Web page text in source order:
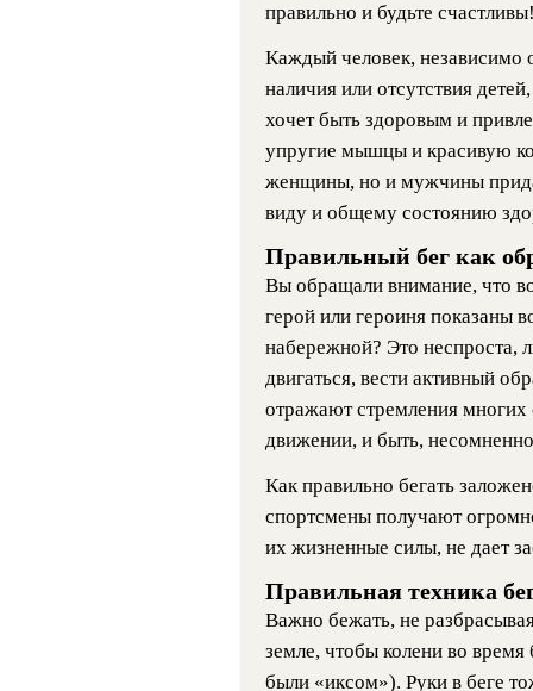
правильно и будьте
Каждый человек, независимо
наличия или отсутствия
хочет быть здоровым и
упругие мышцы и красивую
женщины, но и мужчины
виду и общему состоянию
Правильный бег как
Вы обращали внимание, что
герой или героиня показаны
набережной? Это неспроста,
двигаться, вести активный
отражают стремления
движении, и быть,
Как правильно бегать
спортсмены получают
их жизненные силы, не дает
Правильная техника
Важно бежать, не
земле, чтобы колени во время
были «иксом»). Руки в беге